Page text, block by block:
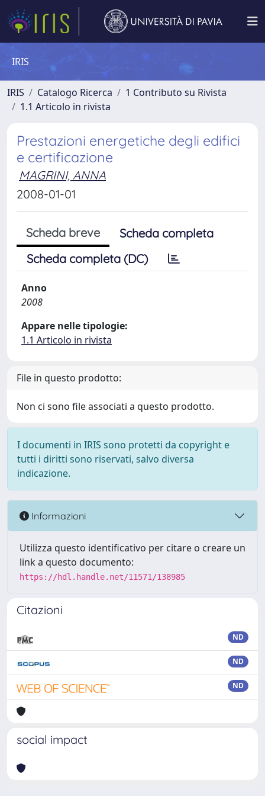
IRIS
IRIS Catalogo Ricerca
1 Contributo su Rivista
1.1 Articolo in rivista
Prestazioni energetiche degli edifici
e certificazione
MAGRINI, ANNA
2008-01-01
Scheda breve
Scheda completa
Scheda completa (DC)
Anno
2008
Appare nelle tipologie:
1.1 Articolo in rivista
File in questo prodotto:
Non ci sono file associati a questo prodotto.
I documenti in IRIS sono protetti da copyright e
tutti i diritti sono riservati, salvo diversa
indicazione.
Informazioni
Utilizza questo identificativo per citare o creare un
link a questo documento:
https://hdl.handle.net/11571/138985
Citazioni
ND
ND
ND
social impact